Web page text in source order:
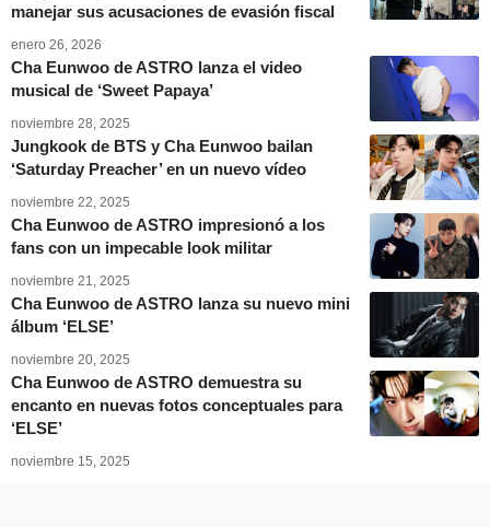
manejar sus acusaciones de evasión fiscal
enero 26, 2026
Cha Eunwoo de ASTRO lanza el video
musical de ‘Sweet Papaya’
noviembre 28, 2025
Jungkook de BTS y Cha Eunwoo bailan
‘Saturday Preacher’ en un nuevo vídeo
noviembre 22, 2025
Cha Eunwoo de ASTRO impresionó a los
fans con un impecable look militar
noviembre 21, 2025
Cha Eunwoo de ASTRO lanza su nuevo mini
álbum ‘ELSE’
noviembre 20, 2025
Cha Eunwoo de ASTRO demuestra su
encanto en nuevas fotos conceptuales para
‘ELSE’
noviembre 15, 2025